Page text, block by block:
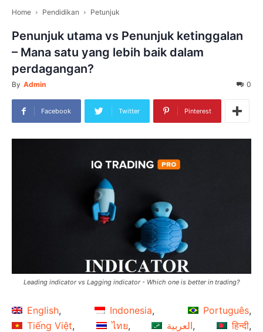
Home Pendidikan Petunjuk
Penunjuk utama vs Penunjuk ketinggalan
– Mana satu yang lebih baik dalam
perdagangan?
By Admin 0
Facebook Twitter Pinterest
Leading indicator vs Lagging indicator - Which one is better in trading?
English Indonesia
Português
Tiếng Việt
ไทย العربية
हिन्दी